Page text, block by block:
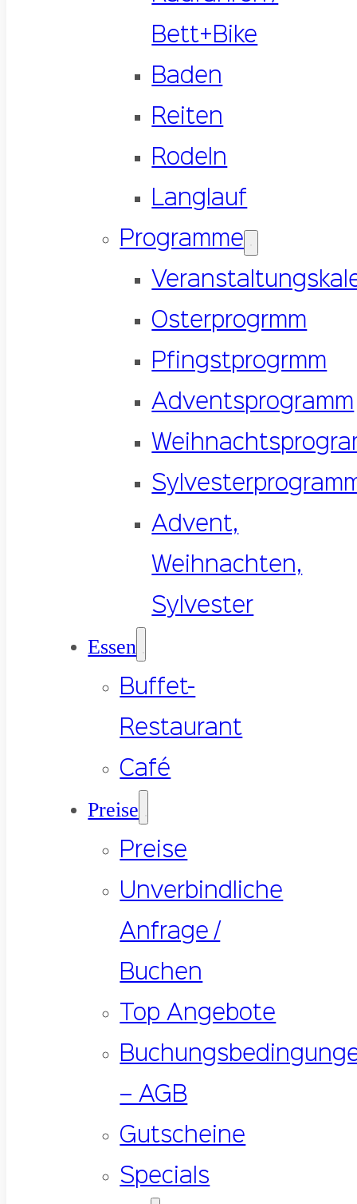
Bett+Bike
Baden
Reiten
Rodeln
Langlauf
Programme
Osterprogrmm
Pfingstprogrmm
Adventsprogramm
Advent,
Weihnachten,
Sylvester
Essen
Buffet-
Restaurant
Café
Preise
Preise
Unverbindliche
Anfrage /
Buchen
Top Angebote
– AGB
Gutscheine
Specials